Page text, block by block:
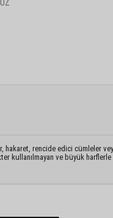
hakaret, rencide edici cümleler
kullanılmayan ve büyük harflerle